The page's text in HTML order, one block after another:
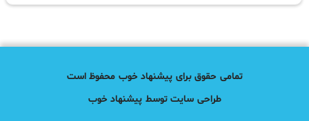
تمامی حقوق برای پیشنهاد خوب محفوظ است
طراحی سایت توسط پیشنهاد خوب